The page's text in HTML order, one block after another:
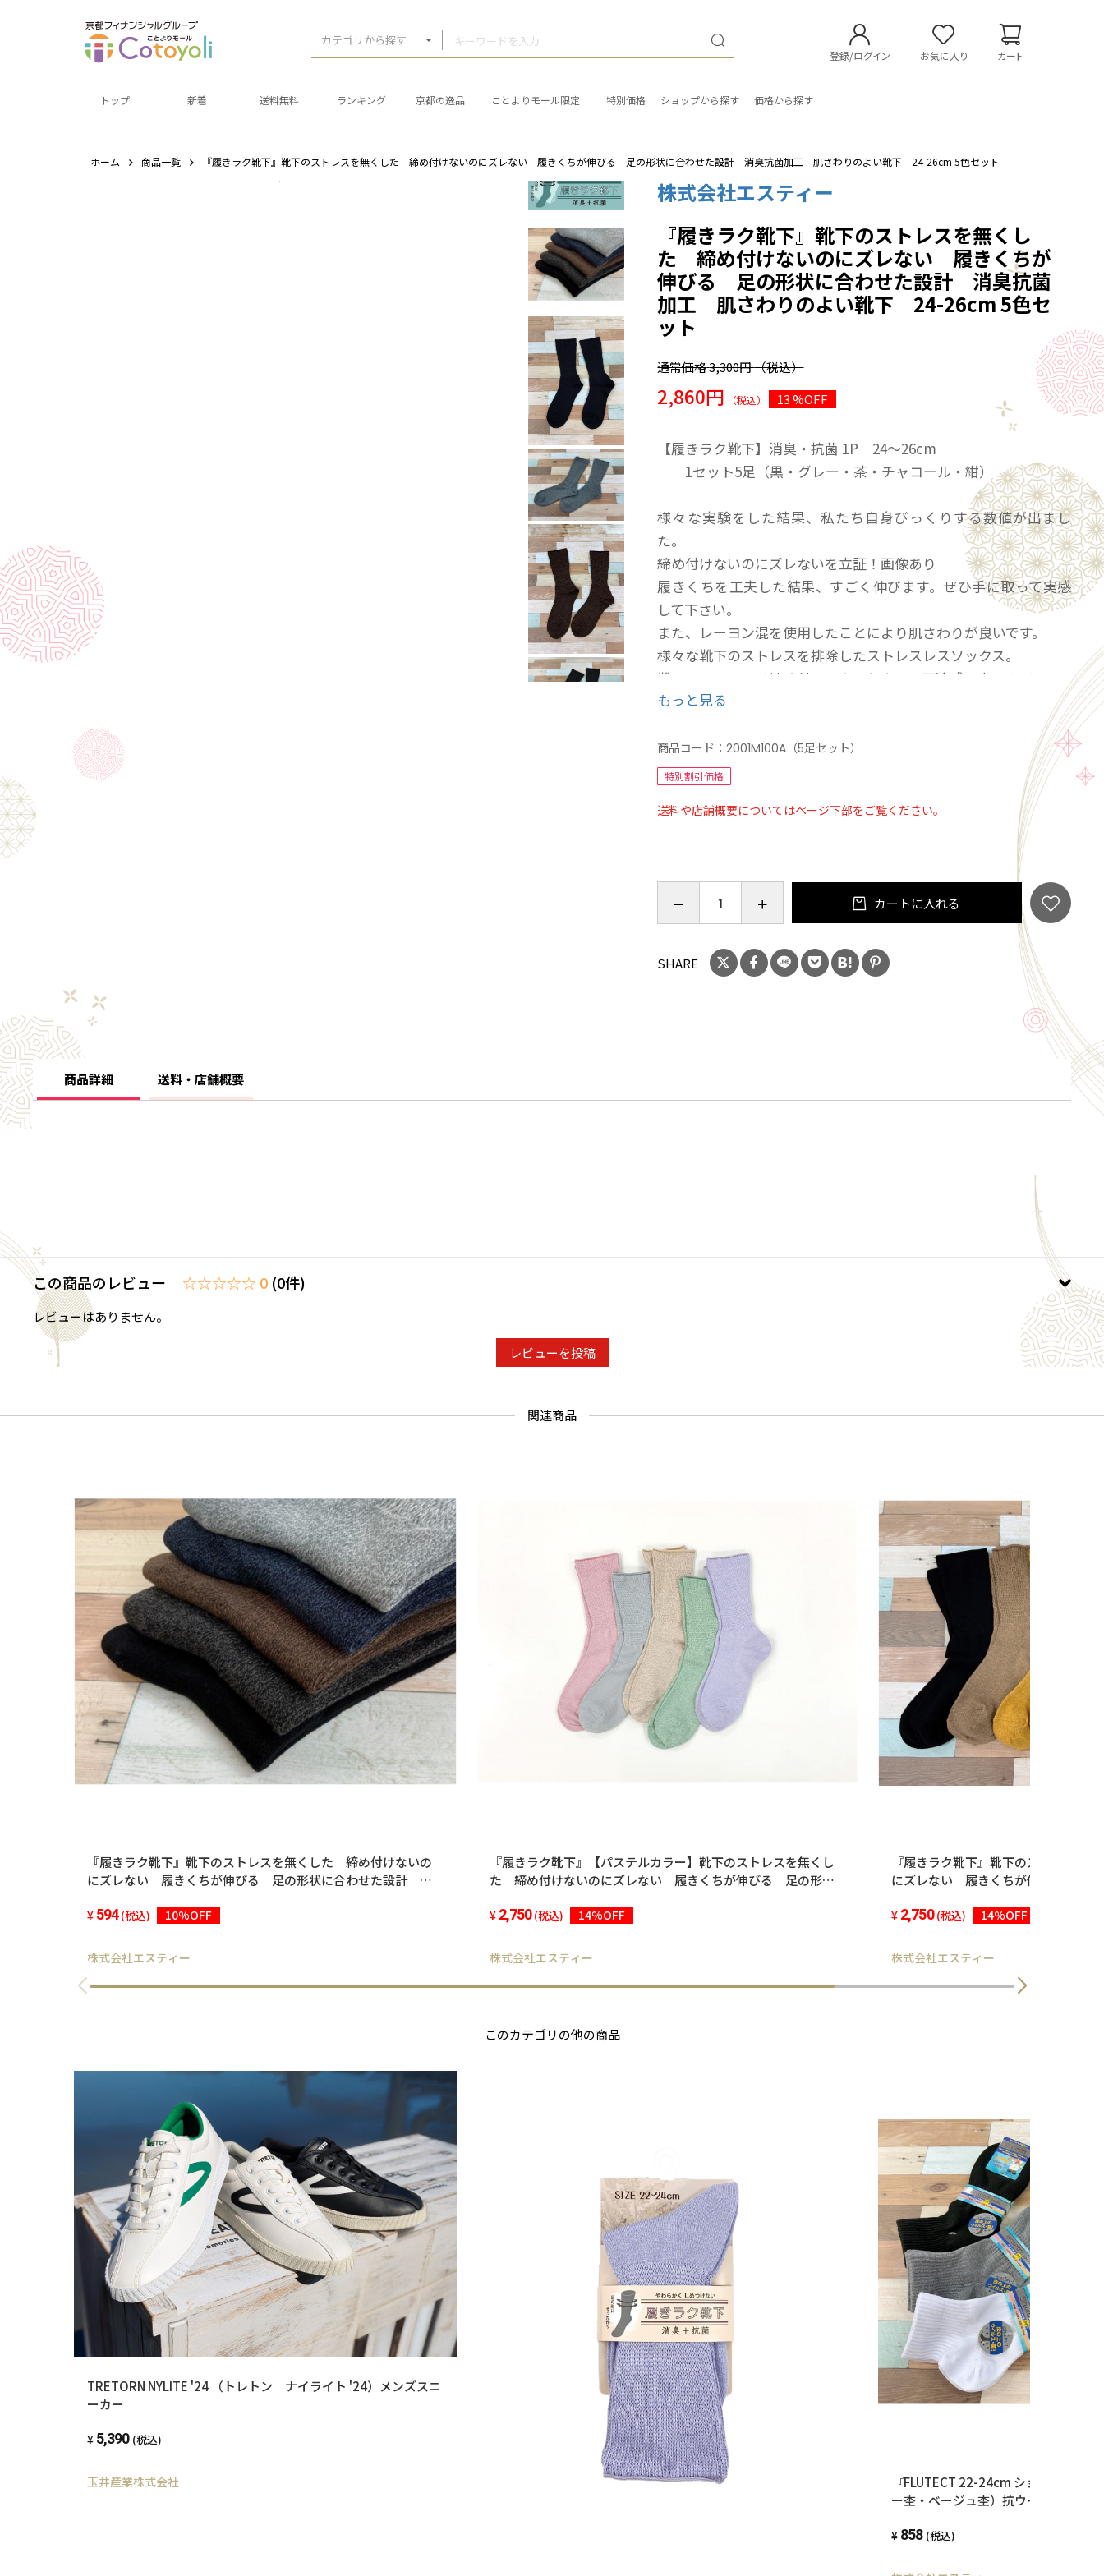
カテゴリから探す
登録/ログイン お気に入り カート
トップ 新着 送料無料 ランキング 京都の逸品 ことよりモール限定 特別価格 ショップから探す 価格から探す
ホーム 商品一覧 『履きラク靴下』靴下のストレスを無くした 締め付けないのにズレない 履きくちが伸びる 足の形状に合わせた設計 消臭抗菌加工 肌さわりのよい靴下 24-26cm 5色セット
株式会社エスティー
『履きラク靴下』靴下のストレスを無くし
た 締め付けないのにズレない 履きくちが
伸びる 足の形状に合わせた設計 消臭抗菌
加工 肌さわりのよい靴下 24-26cm 5色セ
ット
通常価格3,300円（税込）
2,860円 （税込） 13 %OFF
【履きラク靴下】消臭・抗菌 1P 24〜26cm
1セット5足（黒・グレー・茶・チャコール・紺）
様々な実験をした結果、私たち自身びっくりする数値が出まし
た。
締め付けないのにズレないを立証！画像あり
履きくちを工夫した結果、すごく伸びます。ぜひ手に取って実感
して下さい。
また、レーヨン混を使用したことにより肌さわりが良いです。
様々な靴下のストレスを排除したストレスレスソックス。
靴下のストレスは締め付けによるかゆみ、圧迫感、臭いなど。
これらを排除しました。
◯スーパーアニエール加工で消臭
・ SEKマーク(消臭・抗菌/スーパーアニエール)
・ 足を締め付けないのに、ズレない
・ 足首からふくらはぎ部分は、足の形状に合わせた設計
もっと見る
商品コード：2001M100A（5足セット）
特別割引価格
送料や店舗概要についてはページ下部をご覧ください。
カートに入れる
SHARE
商品詳細 送料・店舗概要
この商品のレビュー ☆☆☆☆☆ 0 (0件)
レビューはありません。
レビューを投稿
関連商品
『履きラク靴下』靴下のストレスを無くした 締め付けないの
にズレない 履きくちが伸びる 足の形状に合わせた設計 消
594(税込) 10%OFF
株式会社エスティー
『履きラク靴下』【パステルカラー】靴下のストレスを無くし
た 締め付けないのにズレない 履きくちが伸びる 足の形状
24cm 5色セット
2,750 (税込) 14%OFF
株式会社エスティー
『履きラク靴下』靴下のストレスを
にズレない 履きくちが伸びる 足
2,750 (税込) 14%OFF
株式会社エスティー
このカテゴリの他の商品
TRETORN NYLITE '24 （トレトン ナイライト '24）メンズスニ
ーカー
5,390 (税込)
玉井産業株式会社
『FLUTECT 22-24cm ショート丈 2
ー杢・ベージュ杢）抗ウイルス・抗
常の必須アイテム
858 (税込)